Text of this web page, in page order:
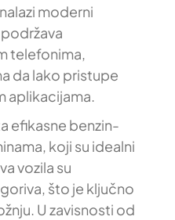
moderni
telefonima,
da lako pristupe
aplikacijama.
efikasne benzin-
koji su idealni
vozila su
što je ključno
U zavisnosti od